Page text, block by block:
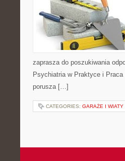
zaprasza do poszukiwania
Psychiatria w Praktyce i
porusza […]
CATEGORIES: GARAŻE I WIATY